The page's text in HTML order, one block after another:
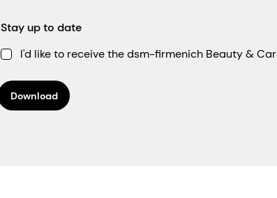
Stay up to date
I'd like to receive the dsm-firmenich Beauty &
Download